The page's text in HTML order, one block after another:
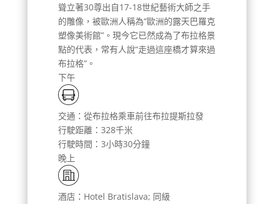
聳立著30尊出自17-18世紀藝術大師之手
的雕像，被歐洲人稱為“歐洲的露天巴羅克
塑像美術館”。現今它已然成為了布拉格景
點的代表，常有人說“走過這座橋才算來過
布拉格”。
下午
交通：從布拉格乘車前往布拉提斯拉發
行駛距離：328千米
行駛時間：3小時30分鐘
晚上
酒店：Hotel Bratislava; 同級